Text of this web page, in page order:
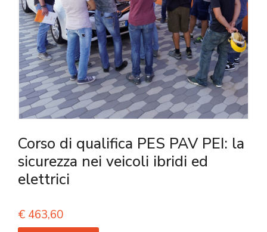
Corso di qualifica PES PAV PEI: la
sicurezza nei veicoli ibridi ed
elettrici
€ 463,60